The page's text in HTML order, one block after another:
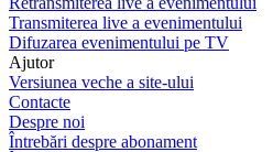
Transmiterea live a evenimentului
Difuzarea evenimentului pe TV
Ajutor
Versiunea veche a site-ului
Contacte
Despre noi
Întrebări despre abonament